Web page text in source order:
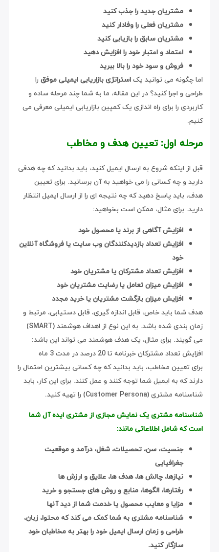
مشتریان جدید را جذب کنید
مشتریان فعلی را وفادار کنید
مشتریان سابق را بازیابی کنید
اعتماد و اعتبار خود را افزایش دهید
فروش و سود خود را بالا ببرید
اما چگونه می توانید یکاستراتژی بازاریابی ایمیلی موفق را
طراحی و اجرا کنید؟ در این مقاله، ما به شما چند مرحله ساده و
کاربردی را برای راه اندازی یک کمپین بازاریابی ایمیلی معرفی می
کنیم.
مرحله اول: تعیین هدف و مخاطب
قبل از اینکه شروع به ارسال ایمیل کنید، باید بدانید که چه هدفی
دارید و چه کسانی را می خواهید به آن برسانید. برای تعیین
هدف، باید پاسخ دهید که چه نتیجه ای را از ارسال ایمیل انتظار
دارید. برای مثال، ممکن است بخواهید:
افزایش آگاهی از برند یا محصول خود
افزایش تعداد بازدیدکنندگان وب سایت یا فروشگاه آنلاین
خود
افزایش تعداد مشترکان یا مشتریان خود
افزایش میزان تعامل یا رضایت مشتریان خود
افزایش میزان بازگشت مشتریان یا خرید مجدد
هدف شما باید خاص، قابل اندازه گیری، قابل دستیابی، مرتبط و
زمان بندی شده باشد. به این نوع از اهداف هوشمند (SMART)
می گویند. برای مثال، یک هدف هوشمند می تواند این باشد:
افزایش تعداد مشترکان خبرنامه تا 20 درصد در مدت 3 ماه
برای تعیین مخاطب، باید بدانید که چه کسانی بیشترین احتمال را
دارند که به ایمیل شما توجه کنند و عمل کنند. برای این کار، باید
شناسنامه مشتری (Customer Persona) را تهیه کنید.
شناسنامه مشتری یک نمایش مجازی از مشتری ایده آل شما
است که شامل اطلاعاتی مانند:
جنسیت، سن، تحصیلات، شغل، درآمد و موقعیت
جغرافیایی
نیازها، چالش ها، هدف ها، علایق و ارزش ها
رفتارها، الگوها، منابع و روش های جستجو و خرید
مزایا و معایب محصول یا خدمت شما از دید آنها
شناسنامه مشتری به شما کمک می کند که محتوا، زبان،
طراحی و زمان ارسال ایمیل خود را بهتر به مخاطبان خود
سازگار کنید.